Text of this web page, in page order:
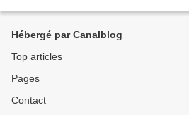
Hébergé par Canalblog
Top articles
Pages
Contact